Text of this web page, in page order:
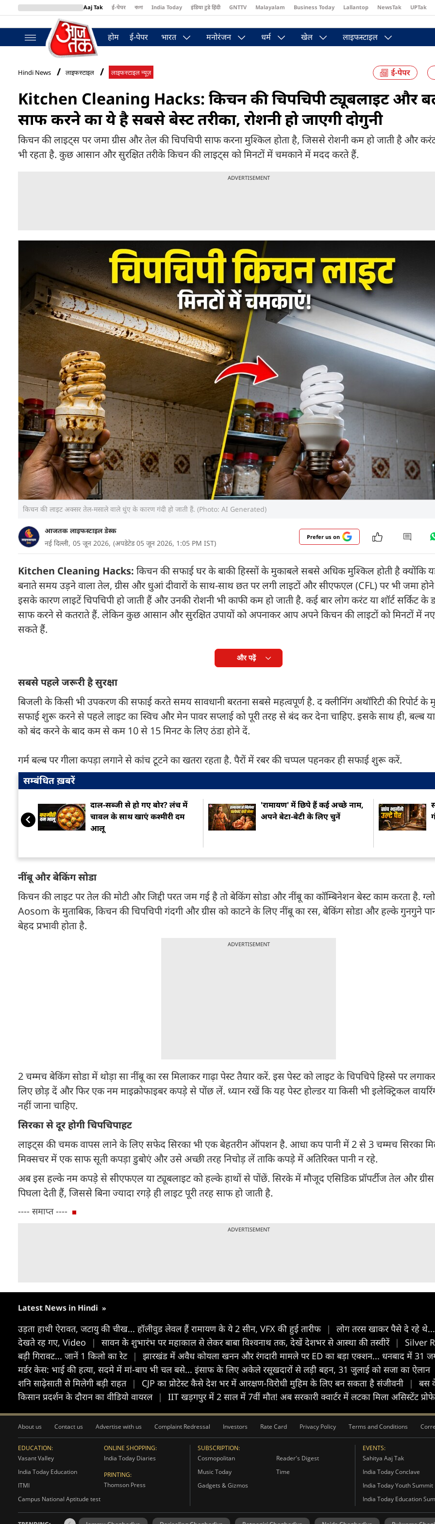
Aaj Tak ई-पेपर বাংলা India Today इंडिया टुडे हिंदी GNTTV Malayalam Business Today Lallantop NewsTak UPTak
BT Bazaar
होम ई-पेपर भारत मनोरंजन धर्म खेल लाइफस्टाइल
Hindi News लाइफस्टाइल लाइफस्टाइल न्यूज़
Kitchen Cleaning Hacks: किचन की चिपचिपी ट्यूबलाइट और
साफ करने का ये है सबसे बेस्ट तरीका, रोशनी हो जाएगी दोगुनी
किचन की लाइट्स पर जमा ग्रीस और तेल की चिपचिपी साफ करना मुश्किल होता है, जिससे रोशनी कम हो जाती है और
भी रहता है. कुछ आसान और सुरक्षित तरीके किचन की लाइट्स को मिनटों में चमकाने में मदद करते हैं.
ADVERTISEMENT
किचन की लाइट अक्सर तेल-मसाले वाले धुंए के कारण गंदी हो जाती हैं. (Photo: AI Generated)
आजतक लाइफस्टाइल डेस्क
नई दिल्ली, 05 जून 2026, (अपडेटेड 05 जून 2026, 1:05 PM IST)
Prefer us on
Kitchen Cleaning Hacks: किचन की सफाई घर के बाकी हिस्सों के मुकाबले सबसे अधिक मुश्किल होती है क्योंकि
बनाते समय उड़ने वाला तेल, ग्रीस और धुआं दीवारों के साथ-साथ छत पर लगी लाइटों और सीएफएल (CFL) पर भी जमा
इसके कारण लाइटें चिपचिपी हो जाती हैं और उनकी रोशनी भी काफी कम हो जाती है. कई बार लोग करंट या शॉर्ट सर्किट के
साफ करने से कतराते हैं. लेकिन कुछ आसान और सुरक्षित उपायों को अपनाकर आप अपने किचन की लाइटों को मिनटों में
सकते हैं.
और पढ़ें
सबसे पहले जरूरी है सुरक्षा
बिजली के किसी भी उपकरण की सफाई करते समय सावधानी बरतना सबसे महत्वपूर्ण है. द क्लीनिंग अथॉरिटी की रिपोर्ट के
सफाई शुरू करने से पहले लाइट का स्विच और मेन पावर सप्लाई को पूरी तरह से बंद कर देना चाहिए. इसके साथ ही, बल्ब
को बंद करने के बाद कम से कम 10 से 15 मिनट के लिए ठंडा होने दें.
गर्म बल्ब पर गीला कपड़ा लगाने से कांच टूटने का खतरा रहता है. पैरों में रबर की चप्पल पहनकर ही सफाई शुरू करें.
सम्बंधित ख़बरें
दाल-सब्जी से हो गए बोर? लंच में
चावल के साथ खाएं कश्मीरी दम
आलू
'रामायण' में छिपे हैं कई अच्छे नाम,
अपने बेटा-बेटी के लिए चुनें
नींबू और बेकिंग सोडा
किचन की लाइट पर तेल की मोटी और जिद्दी परत जम गई है तो बेकिंग सोडा और नींबू का कॉम्बिनेशन बेस्ट काम करता है.
Aosom के मुताबिक, किचन की चिपचिपी गंदगी और ग्रीस को काटने के लिए नींबू का रस, बेकिंग सोडा और हल्के गुनगुने
बेहद प्रभावी होता है.
ADVERTISEMENT
2 चम्मच बेकिंग सोडा में थोड़ा सा नींबू का रस मिलाकर गाढ़ा पेस्ट तैयार करें. इस पेस्ट को लाइट के चिपचिपे हिस्से पर
लिए छोड़ दें और फिर एक नम माइक्रोफाइबर कपड़े से पोंछ लें. ध्यान रखें कि यह पेस्ट होल्डर या किसी भी इलेक्ट्रिकल
नहीं जाना चाहिए.
सिरका से दूर होगी चिपचिपाहट
लाइट्स की चमक वापस लाने के लिए सफेद सिरका भी एक बेहतरीन ऑपशन है. आधा कप पानी में 2 से 3 चम्मच सिरका
मिक्सचर में एक साफ सूती कपड़ा डुबोएं और उसे अच्छी तरह निचोड़ लें ताकि कपड़े में अतिरिक्त पानी न रहे.
अब इस हल्के नम कपड़े से सीएफएल या ट्यूबलाइट को हल्के हाथों से पोंछें. सिरके में मौजूद एसिडिक प्रॉपर्टीज तेल और
पिघला देती हैं, जिससे बिना ज्यादा रगड़े ही लाइट पूरी तरह साफ हो जाती है.
---- समाप्त ----
ADVERTISEMENT
Latest News in Hindi »
उड़ता हाथी ऐरावत, जटायु की चीख... हॉलीवुड लेवल हैं रामायण के ये 2 सीन, VFX की हुई तारीफ |
लोग तरस खाकर पैसे दे रहे
देखते रह गए, Video
| सावन के शुभारंभ पर महाकाल से लेकर बाबा व‍िश्वनाथ तक, देखें देशभर से आस्था की तस्वीरें |
Silver
बड़ी गिरावट... जानें 1 किलो का रेट | झारखंड में अवैध कोयला खनन और रंगदारी मामले पर ED का बड़ा एक्शन... धनबाद में 31
मर्डर केस: भाई की हत्या, सदमे में मां-बाप भी चल बसे... इंसाफ के लिए अकेले रसूखदारों से लड़ी बहन, 31 जुलाई को सजा का ऐलान
शनि साढ़ेसाती से मिलेगी बड़ी राहत | CJP का प्रोटेस्ट कैसे देश भर में आरक्षण-विरोधी मुहिम के लिए बन सकता है संजीवनी |
बस
क‍िसान प्रदर्शन के दौरान का वीड‍ियो वायरल | IIT खड़गपुर में 2 साल में 7वीं मौत! अब सरकारी क्वार्टर में लटका मिला असिस्टेंट
About us Contact us Advertise with us Complaint Redressal Investors Rate Card Privacy Policy Terms and Conditions
EDUCATION:
Vasant Valley
India Today Education
ITMI
Campus National Aptitude test
ONLINE SHOPPING:
India Today Diaries
PRINTING:
Thomson Press
SUBSCRIPTION:
Cosmopolitan
Reader's Digest
Music Today
Time
Gadgets & Gizmos
EVENTS:
Sahitya Aaj Tak
India Today Conclave
India Today Youth Summit
India Today Education